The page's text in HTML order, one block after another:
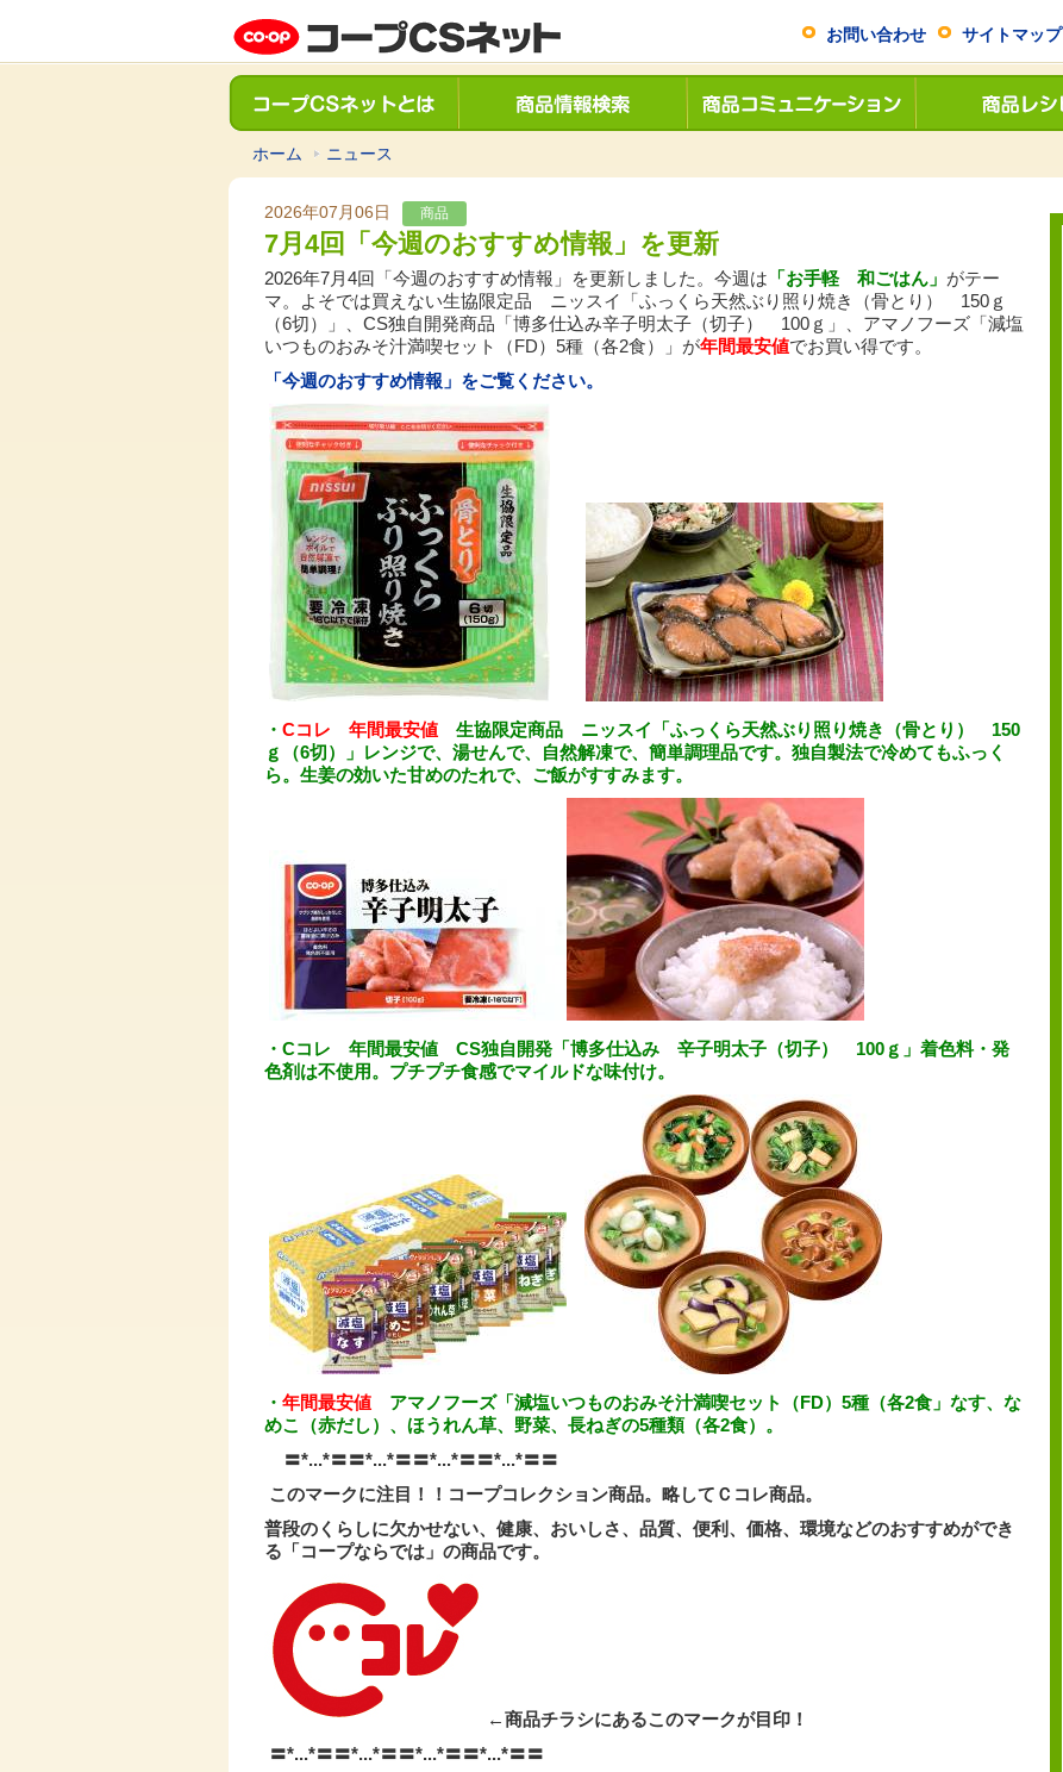
サイトマップ
お問い合わせ
ホーム ニュース
2026年07月06日 商品
7月4回「今週のおすすめ情報」を更新
2026年7月4回「今週のおすすめ情報」を更新しました。今週は 「お手軽 和ごはん 」 がテー
マ。よそでは買えない生協限定品 ニッスイ「ふっくら天然ぶり照り焼き（骨とり） 150ｇ
（6切）」、CS独自開発商品「博多仕込み辛子明太子（切子） 100ｇ」、アマノフーズ「減塩
いつものおみそ汁満喫セット（FD）5種（各2食）」が年間最安値でお買い得です。
「今週のおすすめ情報」をご覧ください。
・ Cコレ 年間最安値 生協限定商品 ニッスイ「ふっくら天然ぶり照り焼き（骨とり） 150
ｇ（6切）」レンジで、湯せんで、自然解凍で、簡単調理品です。独自製法で冷めてもふっく
ら。生姜の効いた甘めのたれで、ご飯がすすみます。
・Cコレ 年間最安値 CS独自開発「博多仕込み 辛子明太子（切子） 100ｇ」着色料・発
色剤は不使用。プチプチ食感でマイルドな味付け。
・ 年間最安値 アマノフーズ「減塩いつものおみそ汁満喫セット（FD）5種（各2食」なす、な
めこ（赤だし）、ほうれん草、野菜、長ねぎの5種類（各2食）。
〓*...*〓〓*...*〓〓*...*〓〓*...*〓〓
このマークに注目！！コープコレクション商品。略してＣコレ商品。
普段のくらしに欠かせない、健康、おいしさ、品質、便利、価格、環境などのおすすめができ
る「コープならでは」の商品です。
←商品チラシにあるこのマークが目印！
〓*...*〓〓*...*〓〓*...*〓〓*...*〓〓